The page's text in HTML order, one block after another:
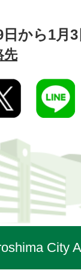
日から1月
先
City